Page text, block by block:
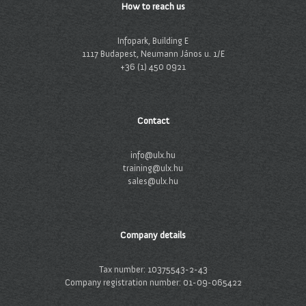
How to reach us
Infopark, Building E
1117 Budapest, Neumann János u. 1/E
+36 (1) 450 0921
Contact
info@ulx.hu
training@ulx.hu
sales@ulx.hu
Company details
Tax number: 10375543-2-43
Company registration number: 01-09-065422